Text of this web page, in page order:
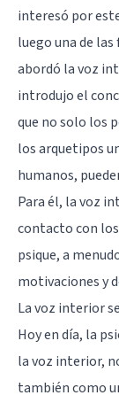
interesó por
luego una de
abordó la voz
introdujo el
que no solo los
los arquetipos
humanos,
Para él, la voz
contacto con
psique, a
motivaciones y
La voz interior
Hoy en día, la
la voz interior,
también como